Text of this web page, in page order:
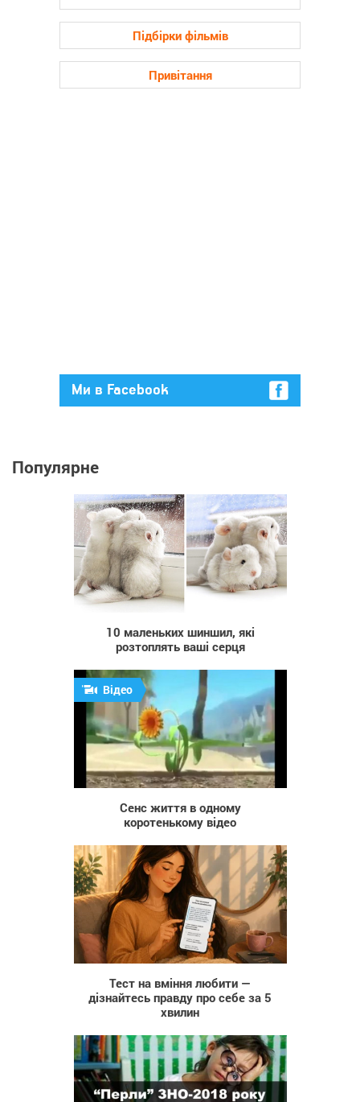
Підбірки фільмів
Привітання
Ми в Facebook
Популярне
5 100
10 маленьких шиншил, які
розтоплять ваші серця
593
Відео
Cенс життя в одному
коротенькому відео
83
Тест на вміння любити —
дізнайтесь правду про себе за 5
хвилин